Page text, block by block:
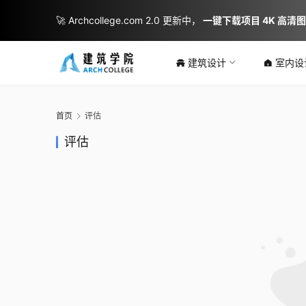
建筑设计 室内设
首页 评估
评估
🚀 Archcollege.com 2.0 更新中， 一键下载项目 4K 高清